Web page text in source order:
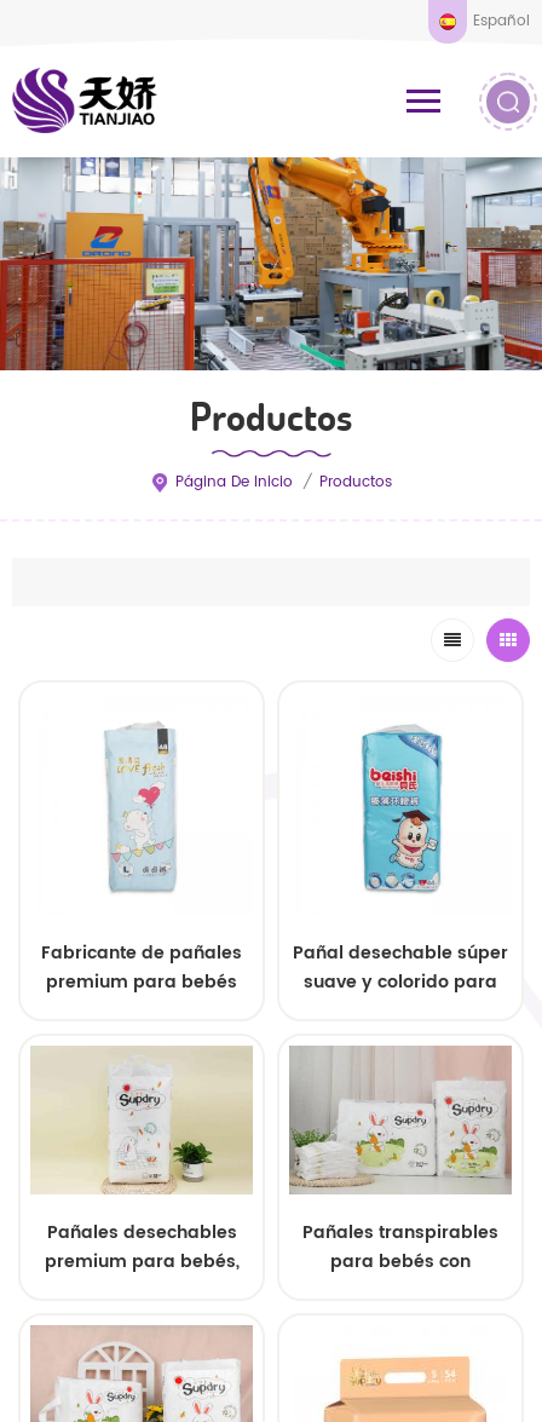
Español
Productos
Página De Inicio / Productos
Fabricante de pañales
premium para bebés
globales
Pañal desechable súper
suave y colorido para
buena calidad y gran
Pañales desechables
premium para bebés,
Pañales transpirables
para bebés con
absorbentes ultra
suaves para recién
nacidos y niños